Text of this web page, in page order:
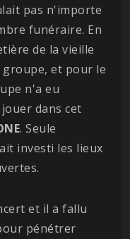
pas n'importe
funéraire. En
de la vieille
et pour le
n'a eu
dans cet
. Seule
investi les lieux
et il a fallu
pénétrer